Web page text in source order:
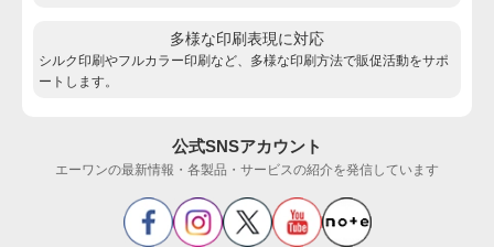
多様な印刷表現に対応
シルク印刷やフルカラー印刷など、多様な印刷方法で販促活動をサポ
ートします。
公式SNSアカウント
エーワンの最新情報・各製品・サービスの紹介を発信しています